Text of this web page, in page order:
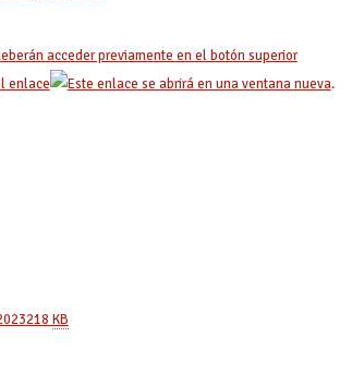
acceder previamente en el botón superior
enlace
.
218 KB